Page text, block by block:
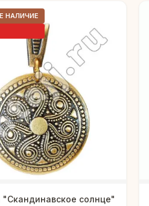
НАЛИЧИЕ
"Скандинавское солнце"